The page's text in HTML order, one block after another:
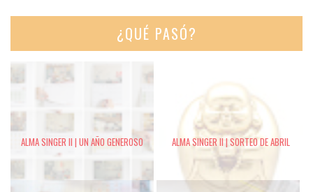
¿QUÉ PASÓ?
ALMA SINGER II | UN AÑO GENEROSO ALMA SINGER II | SORTEO DE ABRIL